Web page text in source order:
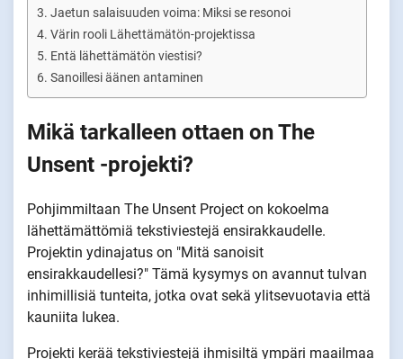
Jaetun salaisuuden voima: Miksi se resonoi
Värin rooli Lähettämätön-projektissa
Entä lähettämätön viestisi?
Sanoillesi äänen antaminen
Mikä tarkalleen ottaen on The
Unsent -projekti?
Pohjimmiltaan The Unsent Project on kokoelma
lähettämättömiä tekstiviestejä ensirakkaudelle.
Projektin ydinajatus on "Mitä sanoisit
ensirakkaudellesi?" Tämä kysymys on avannut tulvan
inhimillisiä tunteita, jotka ovat sekä ylitsevuotavia että
kauniita lukea.
Projekti kerää tekstiviestejä ihmisiltä ympäri maailmaa